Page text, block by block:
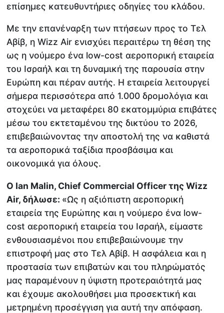
επίσημες κατευθυντήριες οδηγίες του κλάδου.
Με την επανέναρξη των πτήσεων προς το Τελ
Αβίβ, η Wizz Air ενισχύει περαιτέρω τη θέση της
ως η νούμερο ένα low-cost αεροπορική εταιρεία
του Ισραήλ και τη δυναμική της παρουσία στην
Ευρώπη και πέραν αυτής. Η εταιρεία λειτουργεί
σήμερα περισσότερα από 1.000 δρομολόγια και
στοχεύει να μεταφέρει 80 εκατομμύρια επιβάτες
μέσω του εκτεταμένου της δικτύου το 2026,
επιβεβαιώνοντας την αποστολή της να καθιστά
τα αεροπορικά ταξίδια προσβάσιμα και
οικονομικά για όλους.
Ο Ian Malin, Chief Commercial Officer της Wizz
Air, δήλωσε: «Ως η αξιόπιστη αεροπορική
εταιρεία της Ευρώπης και η νούμερο ένα low-
cost αεροπορική εταιρεία του Ισραήλ, είμαστε
ενθουσιασμένοι που επιβεβαιώνουμε την
επιστροφή μας στο Τελ Αβίβ. Η ασφάλεια και η
προστασία των επιβατών και του πληρώματός
μας παραμένουν η ύψιστη προτεραιότητά μας
και έχουμε ακολουθήσει μια προσεκτική και
μετρημένη προσέγγιση για αυτή την απόφαση.